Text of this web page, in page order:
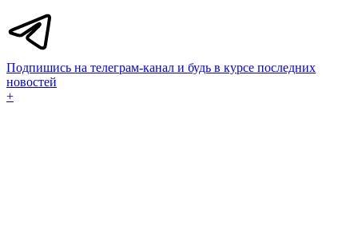
Подпишись на телеграм-канал и будь в курсе последних
новостей
+